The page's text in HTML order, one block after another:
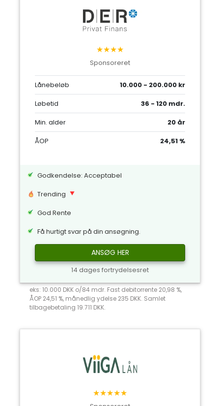
★★★★
Sponsoreret
Lånebeløb
10.000 - 200.000 kr
Løbetid
36 - 120 mdr.
Min. alder
20 år
ÅOP
24,51 %
Godkendelse: Acceptabel
Trending
God Rente
Få hurtigt svar på din ansøgning.
ANSØG HER
14 dages fortrydelsesret
eks: 10.000 DKK o/84 mdr. Fast debitorrente 20,98 %,
ÅOP 24,51 %, månedlig ydelse 235 DKK. Samlet
tilbagebetaling 19.711 DKK.
★★★★★